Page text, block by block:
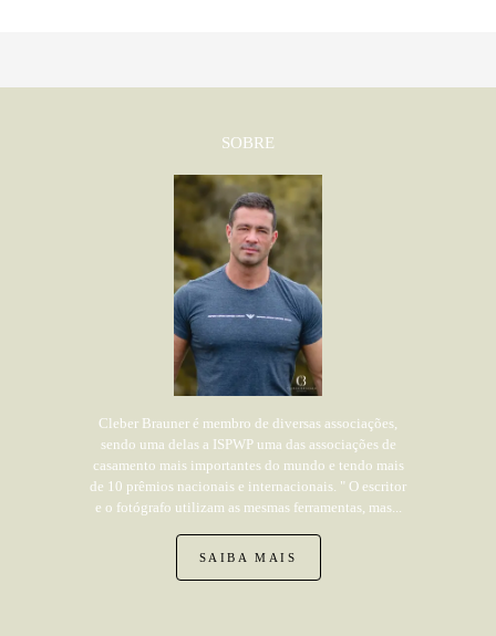
SOBRE
Cleber Brauner é membro de diversas associações,
sendo uma delas a ISPWP uma das associações de
casamento mais importantes do mundo e tendo mais
de 10 prêmios nacionais e internacionais. " O escritor
e o fotógrafo utilizam as mesmas ferramentas, mas...
SAIBA MAIS